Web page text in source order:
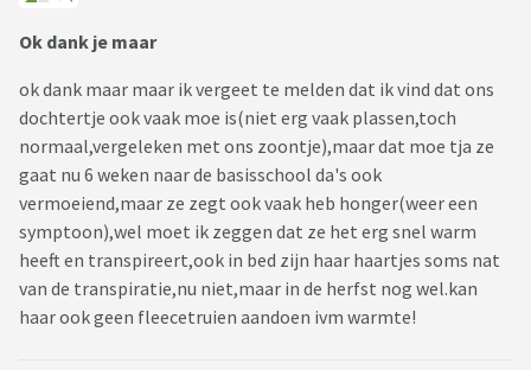
Ok dank je maar
ok dank maar maar ik vergeet te melden dat ik vind dat ons
dochtertje ook vaak moe is(niet erg vaak plassen,toch
normaal,vergeleken met ons zoontje),maar dat moe tja ze
gaat nu 6 weken naar de basisschool da's ook
vermoeiend,maar ze zegt ook vaak heb honger(weer een
symptoon),wel moet ik zeggen dat ze het erg snel warm
heeft en transpireert,ook in bed zijn haar haartjes soms nat
van de transpiratie,nu niet,maar in de herfst nog wel.kan
haar ook geen fleecetruien aandoen ivm warmte!